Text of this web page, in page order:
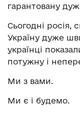
гарантовану
Сьогодні
Україну дуже
українці
потужну і
Ми з вами.
Ми є і будемо.